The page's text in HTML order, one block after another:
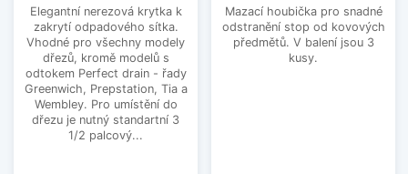
Elegantní nerezová krytka k
zakrytí odpadového sítka.
Vhodné pro všechny modely
dřezů, kromě modelů s
odtokem Perfect drain - řady
Greenwich, Prepstation, Tia a
Wembley. Pro umístění do
dřezu je nutný standartní 3
1/2 palcový...
Mazací houbička pro snadné
odstranění stop od kovových
předmětů. V balení jsou 3
kusy.